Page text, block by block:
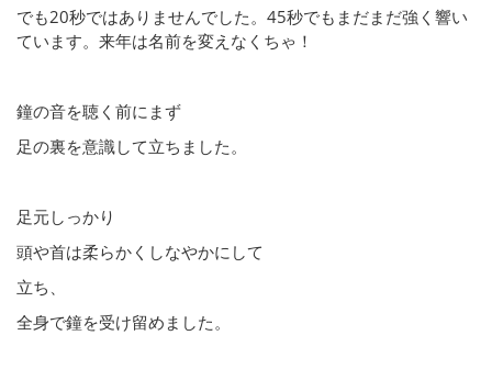
でも20秒ではありませんでした。45秒でもまだまだ強く響い
ています。来年は名前を変えなくちゃ！
鐘の音を聴く前にまず
足の裏を意識して立ちました。
足元しっかり
頭や首は柔らかくしなやかにして
立ち、
全身で鐘を受け留めました。